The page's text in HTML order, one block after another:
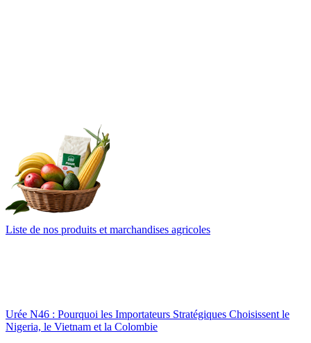
Liste de nos produits et marchandises agricoles
Urée N46 : Pourquoi les Importateurs Stratégiques Choisissent le
Nigeria, le Vietnam et la Colombie